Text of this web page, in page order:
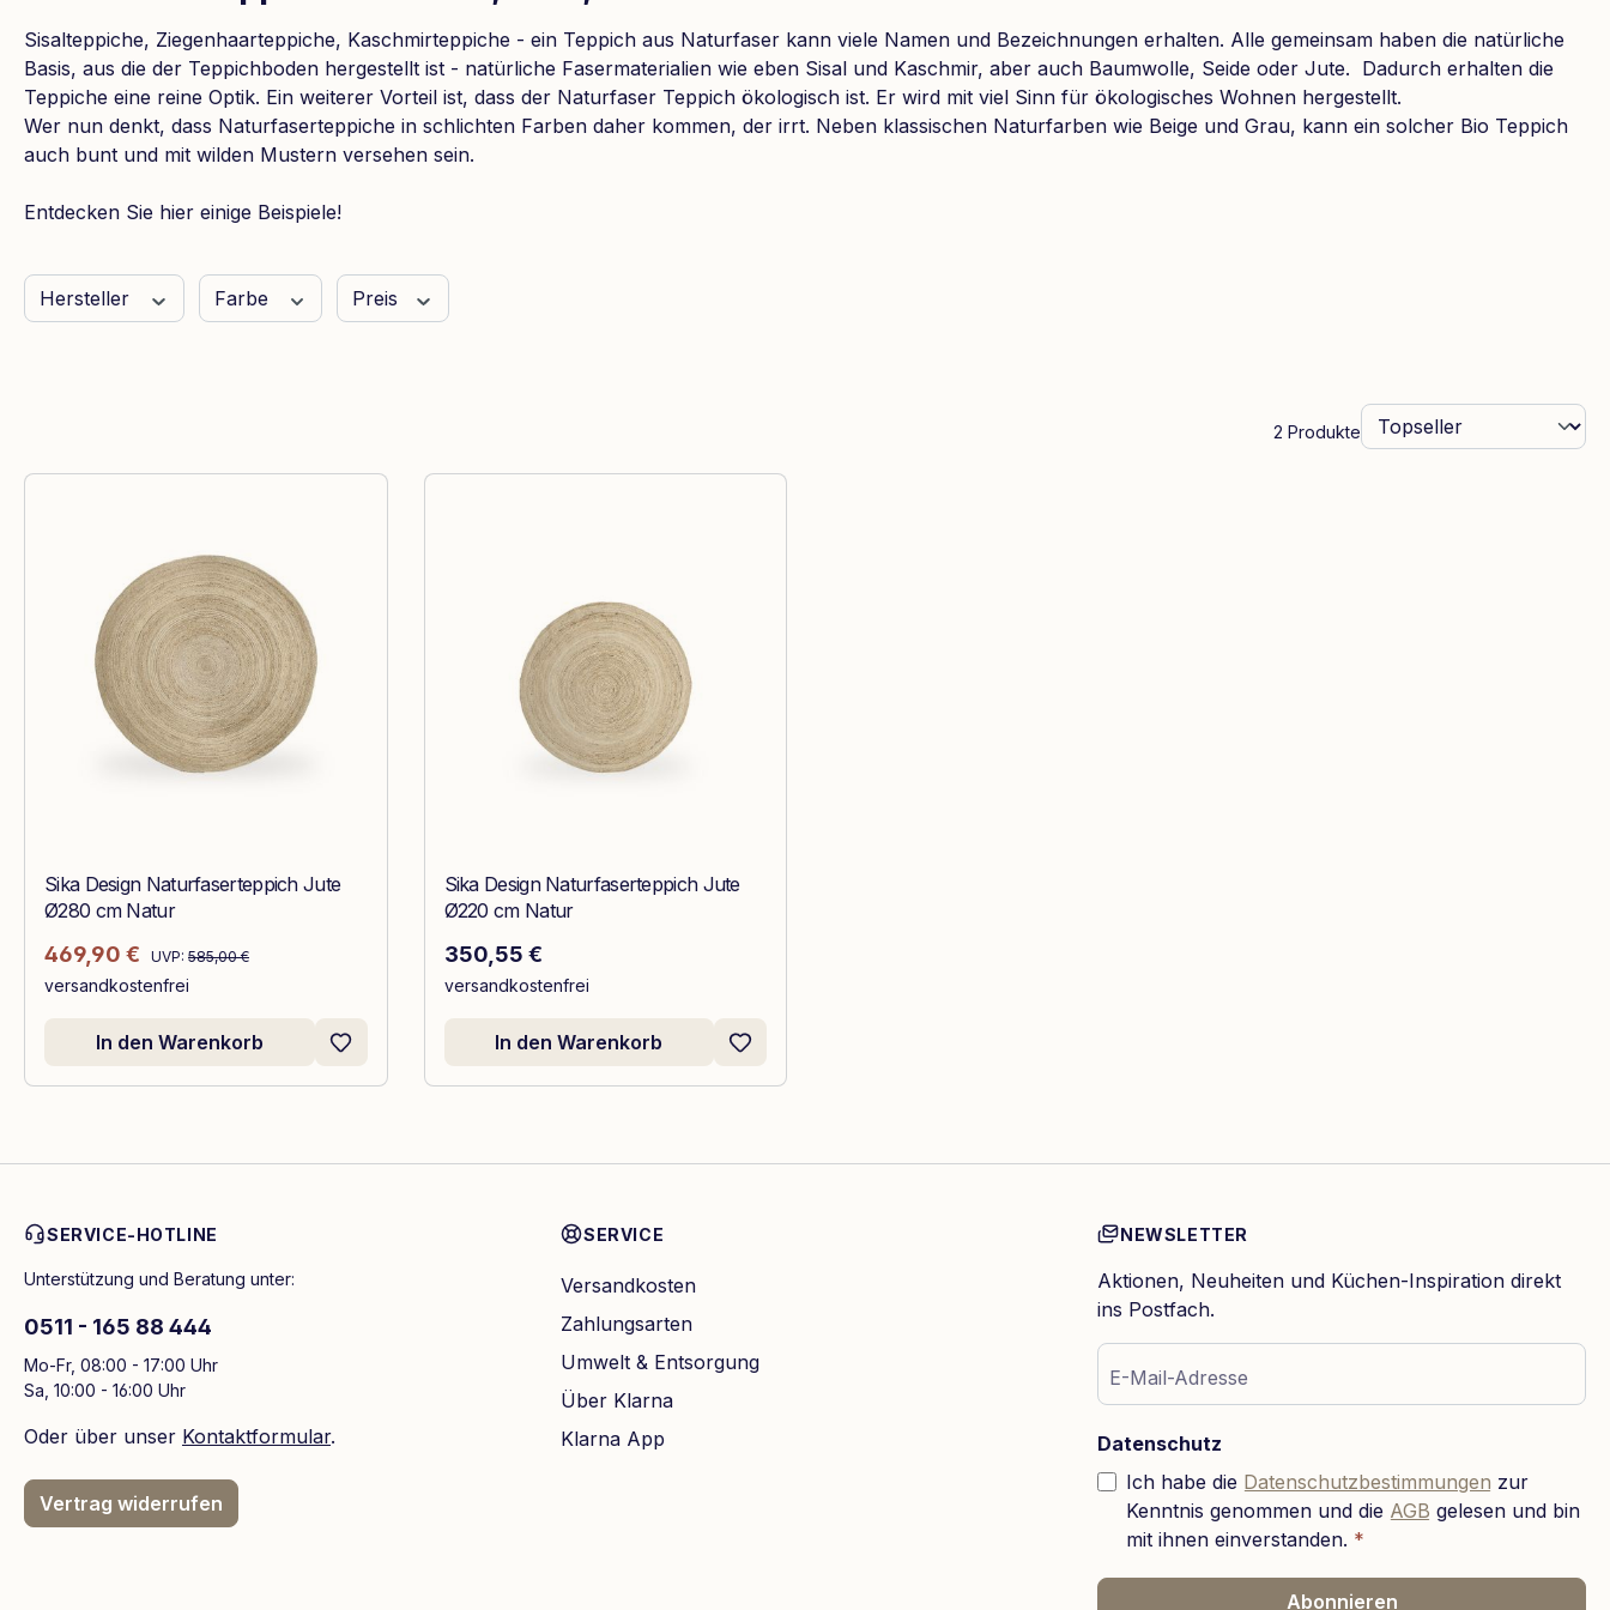
Sisalteppiche, Ziegenhaarteppiche, Kaschmirteppiche - ein Teppich aus Naturfaser kann viele Namen und Bezeichnungen erhalten. Alle gemeinsam haben die natürliche
Basis, aus die der Teppichboden hergestellt ist - natürliche Fasermaterialien wie eben Sisal und Kaschmir, aber auch Baumwolle, Seide oder Jute. Dadurch erhalten die
Teppiche eine reine Optik. Ein weiterer Vorteil ist, dass der Naturfaser Teppich ökologisch ist. Er wird mit viel Sinn für ökologisches Wohnen hergestellt.
Wer nun denkt, dass Naturfaserteppiche in schlichten Farben daher kommen, der irrt. Neben klassischen Naturfarben wie Beige und Grau, kann ein solcher Bio Teppich
auch bunt und mit wilden Mustern versehen sein.
Entdecken Sie hier einige Beispiele!
Hersteller Farbe Preis
2 Produkte
Sika Design Naturfaserteppich Jute
Ø280 cm Natur
Verkaufspreis:
469,90 € Regulärer Preis:
UVP: 585,00 €
versandkostenfrei
In den Warenkorb
Sika Design Naturfaserteppich Jute
Ø220 cm Natur
Regulärer Preis:
350,55 €
versandkostenfrei
In den Warenkorb
SERVICE-HOTLINE
Unterstützung und Beratung unter:
0511 - 165 88 444
Mo-Fr, 08:00 - 17:00 Uhr
Sa, 10:00 - 16:00 Uhr
Oder über unser Kontaktformular.
Vertrag widerrufen
SERVICE
Versandkosten
Zahlungsarten
Umwelt & Entsorgung
Über Klarna
Klarna App
NEWSLETTER
Aktionen, Neuheiten und Küchen-Inspiration direkt
ins Postfach.
E-Mail-Adresse
Datenschutz
Ich habe die Datenschutzbestimmungen zur
Kenntnis genommen und die AGB gelesen und bin
mit ihnen einverstanden. *
Abonnieren